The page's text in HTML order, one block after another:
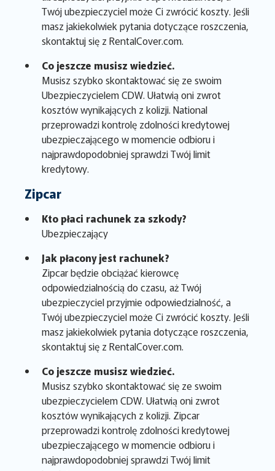
Twój ubezpieczyciel może Ci zwrócić koszty. Jeśli
masz jakiekolwiek pytania dotyczące roszczenia,
skontaktuj się z RentalCover.com.
Co jeszcze musisz wiedzieć.
Musisz szybko skontaktować się ze swoim
Ubezpieczycielem CDW. Ułatwią oni zwrot
kosztów wynikających z kolizji. National
przeprowadzi kontrolę zdolności kredytowej
ubezpieczającego w momencie odbioru i
najprawdopodobniej sprawdzi Twój limit
kredytowy.
Zipcar
Kto płaci rachunek za szkody?
Ubezpieczający
Jak płacony jest rachunek?
Zipcar będzie obciążać kierowcę
odpowiedzialnością do czasu, aż Twój
ubezpieczyciel przyjmie odpowiedzialność, a
Twój ubezpieczyciel może Ci zwrócić koszty. Jeśli
masz jakiekolwiek pytania dotyczące roszczenia,
skontaktuj się z RentalCover.com.
Co jeszcze musisz wiedzieć.
Musisz szybko skontaktować się ze swoim
ubezpieczycielem CDW. Ułatwią oni zwrot
kosztów wynikających z kolizji. Zipcar
przeprowadzi kontrolę zdolności kredytowej
ubezpieczającego w momencie odbioru i
najprawdopodobniej sprawdzi Twój limit